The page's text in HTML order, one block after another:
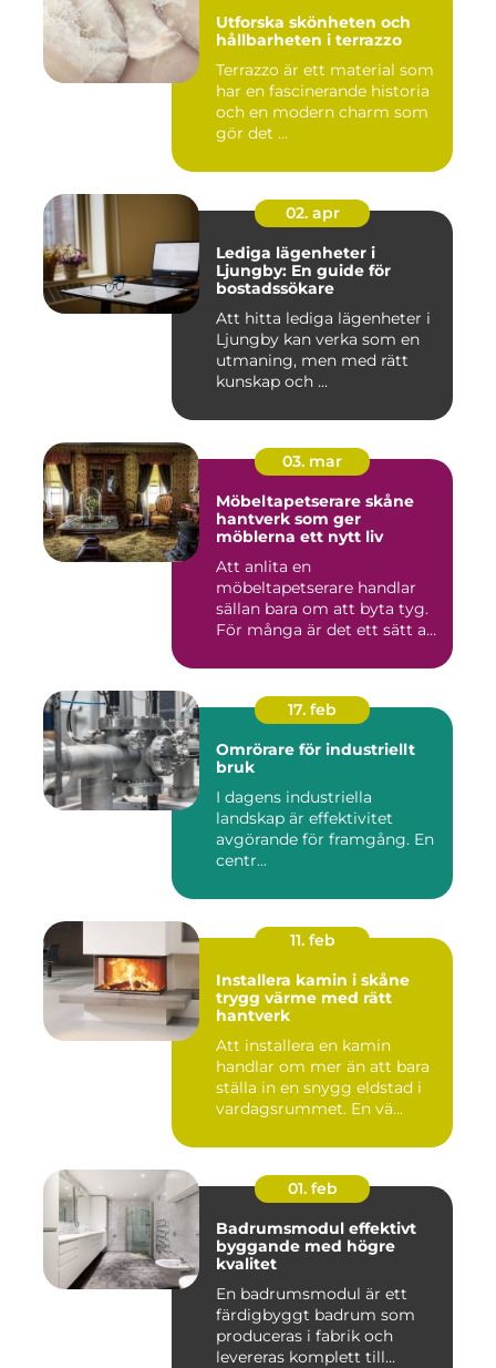
Utforska skönheten och
hållbarheten i terrazzo
Terrazzo är ett material som
har en fascinerande historia
och en modern charm som
gör det ...
02. apr
Lediga lägenheter i
Ljungby: En guide för
bostadssökare
Att hitta lediga lägenheter i
Ljungby kan verka som en
utmaning, men med rätt
kunskap och ...
03. mar
Möbeltapetserare skåne
hantverk som ger
möblerna ett nytt liv
Att anlita en
möbeltapetserare handlar
sällan bara om att byta tyg.
För många är det ett sätt att
17. feb
Omrörare för industriellt
bruk
I dagens industriella
landskap är effektivitet
avgörande för framgång. En
centr...
11. feb
Installera kamin i skåne
trygg värme med rätt
hantverk
Att installera en kamin
handlar om mer än att bara
ställa in en snygg eldstad i
vardagsrummet. En vä...
01. feb
Badrumsmodul effektivt
byggande med högre
kvalitet
En badrumsmodul är ett
färdigbyggt badrum som
produceras i fabrik och
levereras komplett till